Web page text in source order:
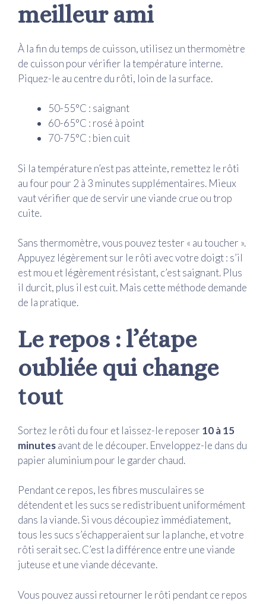
meilleur ami
À la fin du temps de cuisson, utilisez un thermomètre
de cuisson pour vérifier la température interne.
Piquez-le au centre du rôti, loin de la surface.
50-55°C : saignant
60-65°C : rosé à point
70-75°C : bien cuit
Si la température n’est pas atteinte, remettez le rôti
au four pour 2 à 3 minutes supplémentaires. Mieux
vaut vérifier que de servir une viande crue ou trop
cuite.
Sans thermomètre, vous pouvez tester « au toucher ».
Appuyez légèrement sur le rôti avec votre doigt : s’il
est mou et légèrement résistant, c’est saignant. Plus
il durcit, plus il est cuit. Mais cette méthode demande
de la pratique.
Le repos : l’étape
oubliée qui change
tout
Sortez le rôti du four et laissez-le reposer 10 à 15
minutesavant de le découper. Enveloppez-le dans du
papier aluminium pour le garder chaud.
Pendant ce repos, les fibres musculaires se
détendent et les sucs se redistribuent uniformément
dans la viande. Si vous découpiez immédiatement,
tous les sucs s’échapperaient sur la planche, et votre
rôti serait sec. C’est la différence entre une viande
juteuse et une viande décevante.
Vous pouvez aussi retourner le rôti pendant ce repos